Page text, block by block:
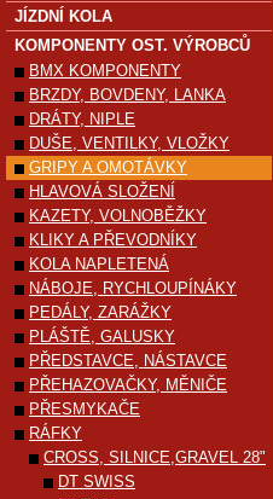
JÍZDNÍ KOLA
KOMPONENTY OST. VÝROBCŮ
BMX KOMPONENTY
BRZDY, BOVDENY, LANKA
DRÁTY, NIPLE
DUŠE, VENTILKY, VLOŽKY
GRIPY A OMOTÁVKY
HLAVOVÁ SLOŽENÍ
KAZETY, VOLNOBĚŽKY
KLIKY A PŘEVODNÍKY
KOLA NAPLETENÁ
NÁBOJE, RYCHLOUPÍNÁKY
PEDÁLY, ZARÁŽKY
PLÁŠTĚ, GALUSKY
PŘEDSTAVCE, NÁSTAVCE
PŘEHAZOVAČKY, MĚNIČE
PŘESMYKAČE
RÁFKY
CROSS, SILNICE,GRAVEL 28"
DT SWISS